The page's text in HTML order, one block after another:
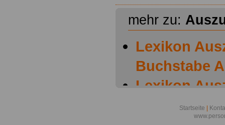
mehr zu:
Lexikon
Buchstabe A
Lexikon
Buchstabe B
Startseite